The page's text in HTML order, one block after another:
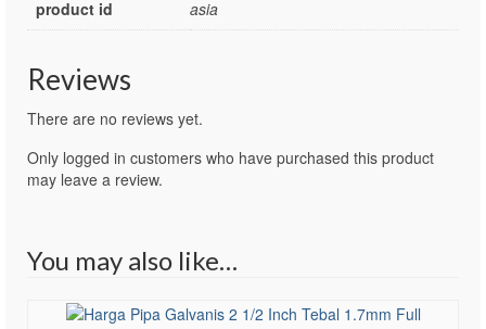
product id asia
Reviews
There are no reviews yet.
Only logged in customers who have purchased this product
may leave a review.
You may also like…